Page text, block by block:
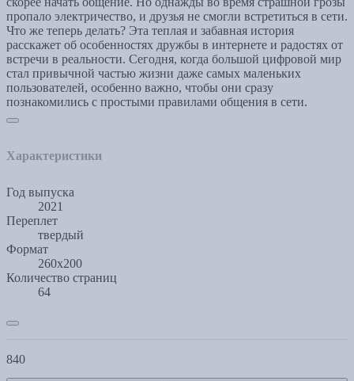
пропало электричество, и друзья не смогли встретиться в сети.
Что же теперь делать? Эта теплая и забавная история
расскажет об особенностях дружбы в интернете и радостях от
встречи в реальности. Сегодня, когда большой цифровой мир
стал привычной частью жизни даже самых маленьких
пользователей, особенно важно, чтобы они сразу
познакомились с простыми правилами общения в сети.
Характеристики
Год выпуска
2021
Переплет
твердый
Формат
260х200
Количество страниц
64
840